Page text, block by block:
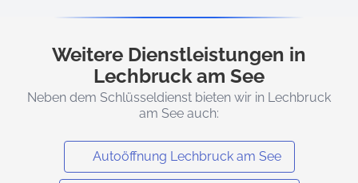
Weitere Dienstleistungen in
Lechbruck am See
Neben dem Schlüsseldienst bieten wir in Lechbruck
am See auch:
Autoöffnung Lechbruck am See